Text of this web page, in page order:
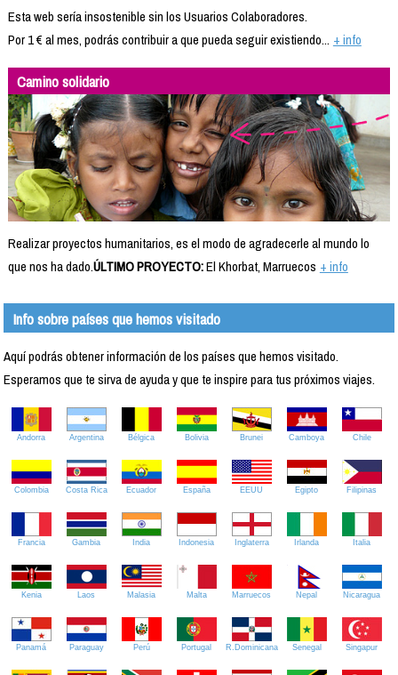
Esta web sería insostenible sin los Usuarios Colaboradores.
Por 1 € al mes, podrás contribuir a que pueda seguir existiendo... + info
Camino solidario
Realizar proyectos humanitarios, es el modo de agradecerle al mundo lo
que nos ha dado.ÚLTIMO PROYECTO:El Khorbat, Marruecos + info
Info sobre países que hemos visitado
Aquí podrás obtener información de los países que hemos visitado.
Esperamos que te sirva de ayuda y que te inspire para tus próximos viajes.
Andorra Argentina Bélgica Bolivia Brunei Camboya Chile
Colombia Costa Rica Ecuador España EEUU Egipto Filipinas
Francia Gambia India Indonesia Inglaterra Irlanda Italia
Kenia Laos Malasia Malta Marruecos Nepal Nicaragua
Panamá Paraguay Perú Portugal R.Dominicana Senegal Singapur